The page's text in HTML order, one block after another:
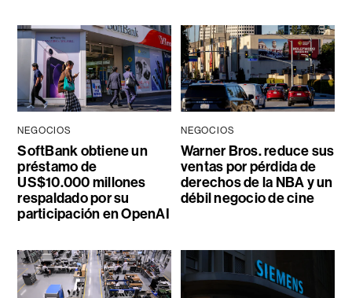
NEGOCIOS
SoftBank obtiene un
préstamo de
US$10.000 millones
respaldado por su
participación en OpenAI
NEGOCIOS
Warner Bros. reduce sus
ventas por pérdida de
derechos de la NBA y un
débil negocio de cine